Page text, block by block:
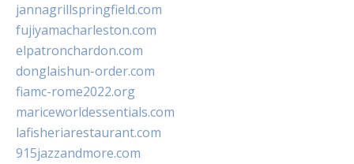
jannagrillspringfield.com
fujiyamacharleston.com
elpatronchardon.com
donglaishun-order.com
fiamc-rome2022.org
mariceworldessentials.com
lafisheriarestaurant.com
915jazzandmore.com